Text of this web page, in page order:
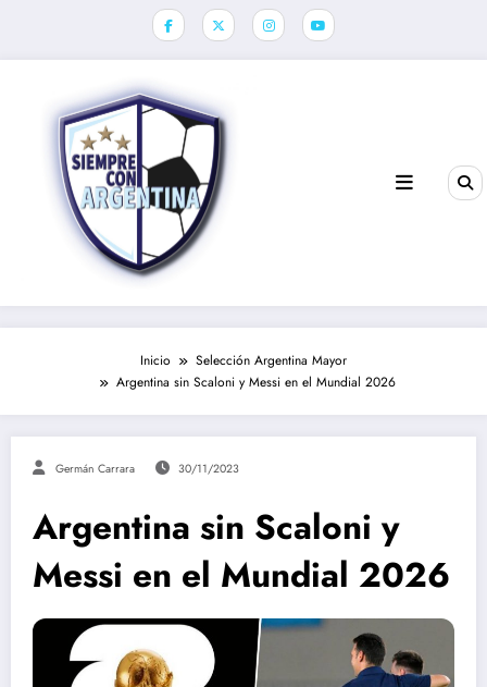
Inicio
Selección Argentina Mayor
Argentina sin Scaloni y Messi en el Mundial 2026
Germán Carrara 30/11/2023
Argentina sin Scaloni y
Messi en el Mundial 2026